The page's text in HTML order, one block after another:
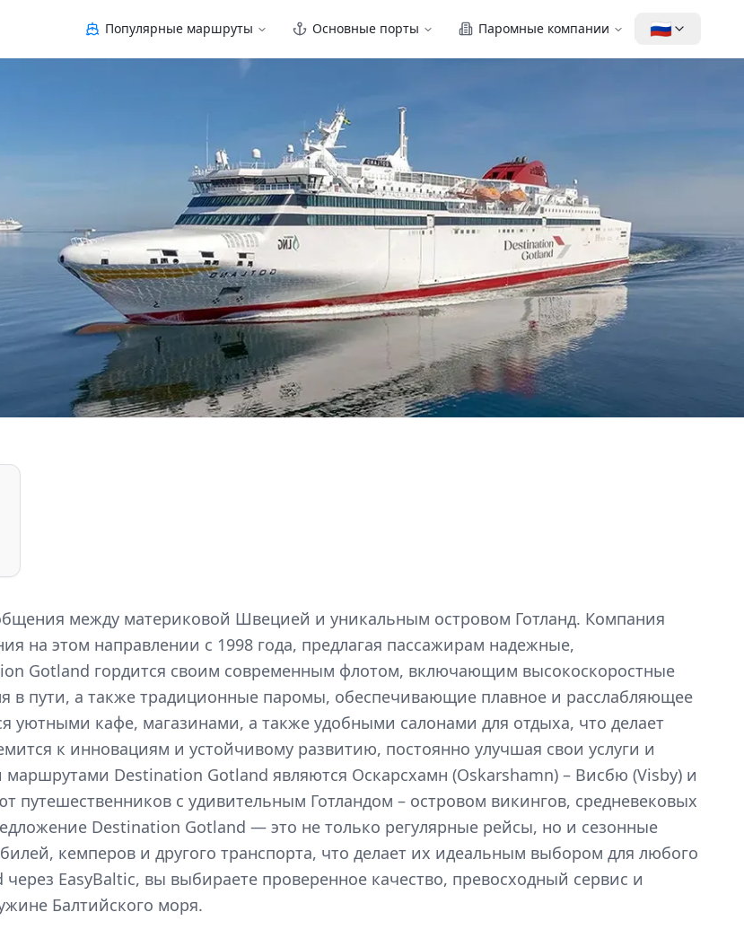
Популярные маршруты Основные порты Паромные компании 🇷🇺
между материковой Швецией и уникальным островом Готланд. Компания
на этом направлении с 1998 года, предлагая пассажирам надежные,
Gotland гордится своим современным флотом, включающим высокоскоростные
в пути, а также традиционные паромы, обеспечивающие плавное и расслабляющее
уютными кафе, магазинами, а также удобными салонами для отдыха, что делает
к инновациям и устойчивому развитию, постоянно улучшая свои услуги и
Destination Gotland являются Оскарсхамн (Oskarshamn) – Висбю (Visby) и
с удивительным Готландом – островом викингов, средневековых
Destination Gotland — это не только регулярные рейсы, но и сезонные
кемперов и другого транспорта, что делает их идеальным выбором для любого
EasyBaltic, вы выбираете проверенное качество, превосходный сервис и
Балтийского моря.